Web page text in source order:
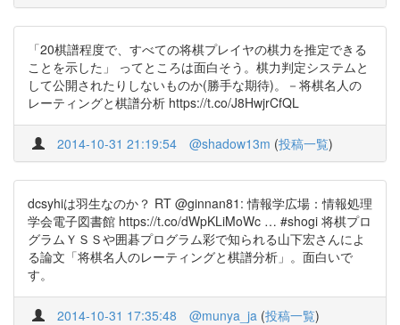
「20棋譜程度で、すべての将棋プレイヤの棋力を推定できる
ことを示した」 ってところは面白そう。棋力判定システムと
して公開されたりしないものか(勝手な期待)。－将棋名人の
レーティングと棋譜分析 https://t.co/J8HwjrCfQL
2014-10-31 21:19:54 @shadow13m (投稿一覧)
dcsyhiは羽生なのか？ RT @ginnan81: 情報学広場：情報処理
学会電子図書館 https://t.co/dWpKLiMoWc … #shogi 将棋プロ
グラムＹＳＳや囲碁プログラム彩で知られる山下宏さんによ
る論文「将棋名人のレーティングと棋譜分析」。面白いで
す。
2014-10-31 17:35:48 @munya_ja (投稿一覧)